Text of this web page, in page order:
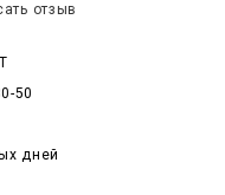
отзыв
50
дней